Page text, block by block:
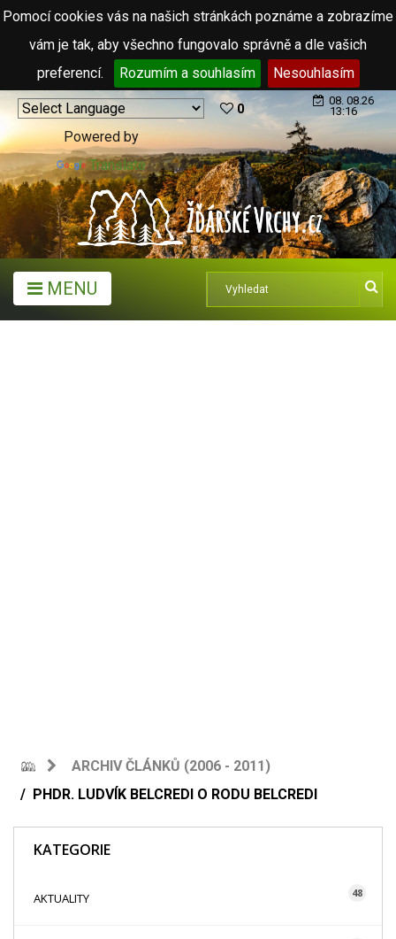
Pomocí cookies vás na našich stránkách poznáme a zobrazíme
vám je tak, aby všechno fungovalo správně a dle vašich
preferencí.
Rozumím a souhlasím Nesouhlasím
Powered by
Translate
0
08. 08.26
13:16
MENU
ARCHIV ČLÁNKŮ (2006 - 2011)
PHDR. LUDVÍK BELCREDI O RODU BELCREDI
KATEGORIE
AKTUALITY 48